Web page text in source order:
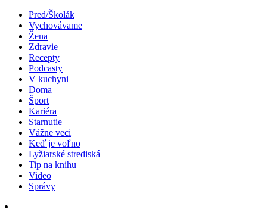
Pred/Školák
Vychovávame
Žena
Zdravie
Recepty
Podcasty
V kuchyni
Doma
Šport
Kariéra
Starnutie
Vážne veci
Keď je voľno
Lyžiarské strediská
Tip na knihu
Video
Správy